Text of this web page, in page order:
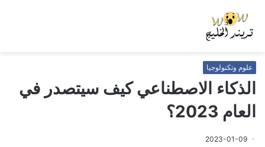
علوم وتكنولوجيا
الذكاء الاصطناعي كيف سيتصدر في
العام 2023؟
2023-01-09